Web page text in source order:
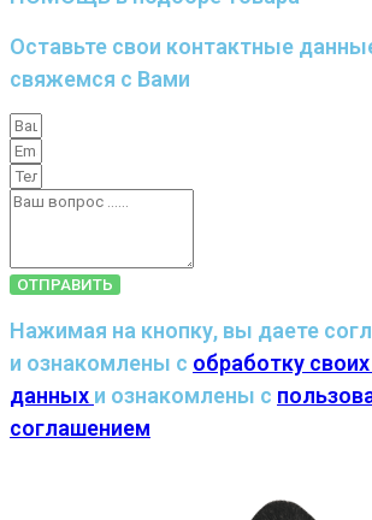
Оставьте свои контактные
свяжемся с Вами
ОТПРАВИТЬ
Нажимая на кнопку, вы даете
и ознакомлены с обработку
данных и ознакомлены с
соглашением